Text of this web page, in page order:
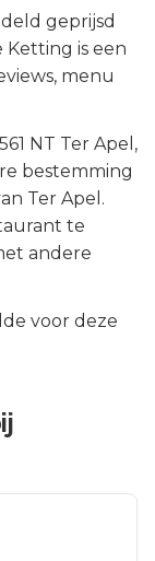
geprijsd
is een
menu
NT Ter Apel ,
bestemming
Ter Apel .
te
andere
voor deze